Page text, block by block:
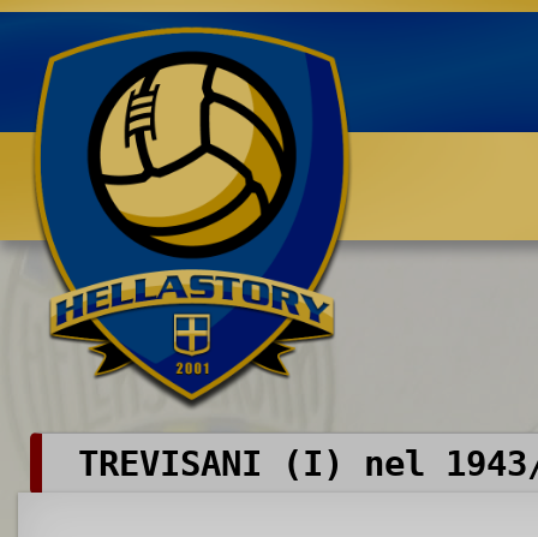
Benvenuti su HELLASTORY.net
TREVISANI (I) nel